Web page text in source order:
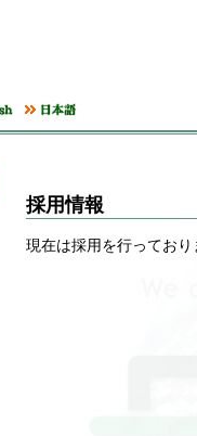
採用情報
現在は採用を行っており